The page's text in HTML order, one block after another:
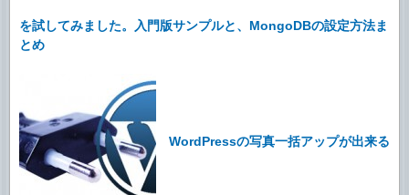
を試してみました。入門版サンプルと、MongoDBの設定方法ま
とめ
WordPressの写真一括アップが出来る